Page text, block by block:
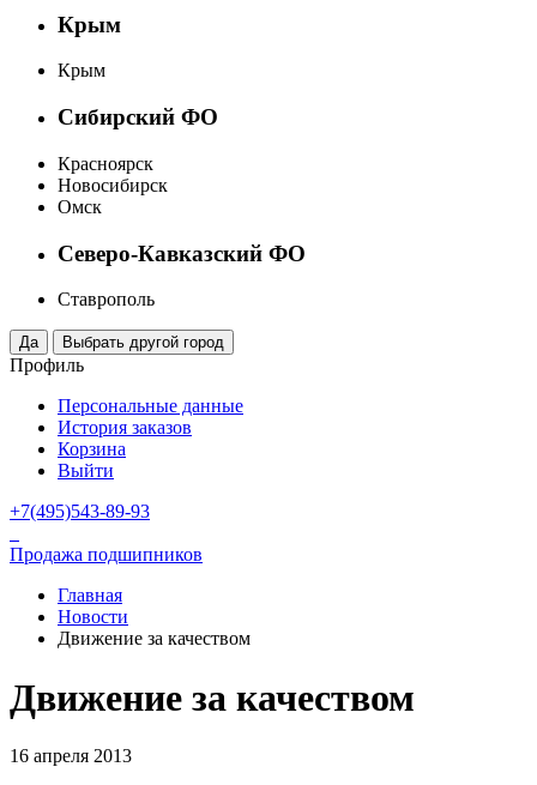
Крым
Крым
Сибирский ФО
Красноярск
Новосибирск
Омск
Северо-Кавказский ФО
Ставрополь
Профиль
Персональные данные
История заказов
Корзина
Выйти
+7(495)543-89-93
Продажа подшипников
Главная
Новости
Движение за качеством
Движение за качеством
16 апреля 2013